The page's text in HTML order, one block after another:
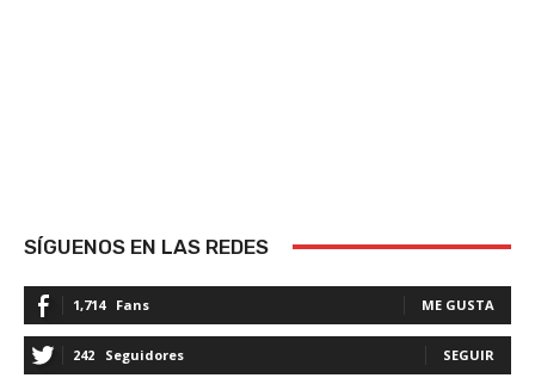
SÍGUENOS EN LAS REDES
1,714 Fans ME GUSTA
242 Seguidores SEGUIR